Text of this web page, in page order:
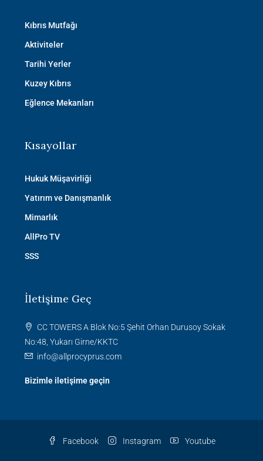
Kıbrıs Mutfağı
Aktiviteler
Tarihi Yerler
Kuzey Kıbrıs
Eğlence Mekanları
Kısayollar
Hukuk Müşavirliği
Yatırım ve Danışmanlık
Mimarlık
AllPro TV
SSS
İletişime Geç
CC TOWERS A Blok No:5 Şehit Orhan Durusoy Sokak
No:48, Yukarı Girne/KKTC
info@allprocyprus.com
Bizimle iletişime geçin
Facebook Instagram Youtube